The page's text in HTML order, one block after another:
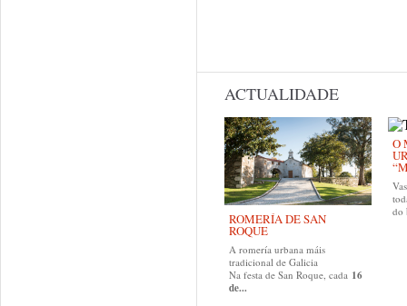
ACTUALIDADE
ROMERÍA DE SAN
ROQUE
A romería urbana máis
tradicional de Galicia
Na festa de San Roque, cada 16
de...
O
do